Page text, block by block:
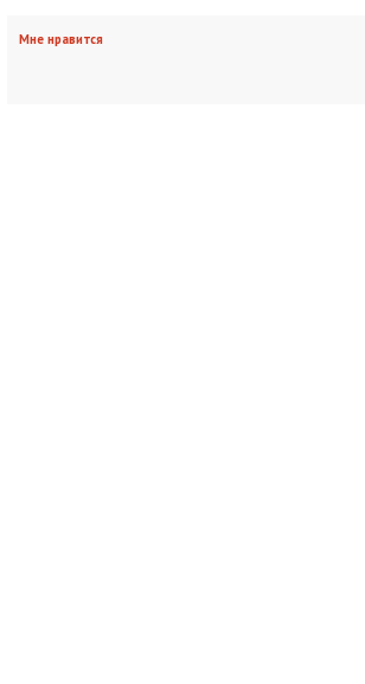
Мне нравится